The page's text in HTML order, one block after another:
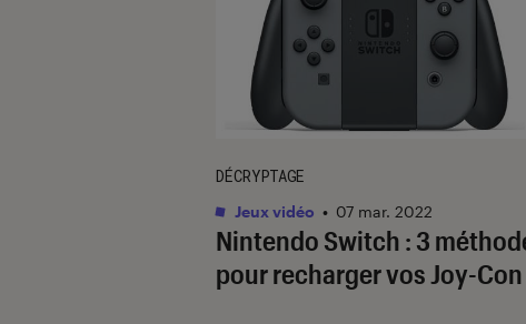
Nintendo Switch : 3
pour recharger vos Joy-Con
DÉCRYPTAGE
Jeux vidéo • 07 mar. 2022